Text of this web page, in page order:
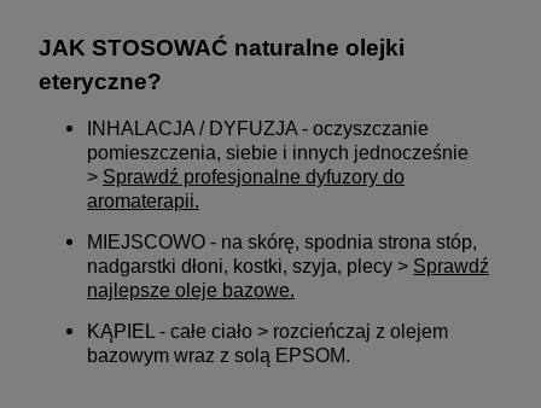
JAK STOSOWAĆ naturalne olejki
eteryczne?
INHALACJA / DYFUZJA - oczyszczanie
pomieszczenia, siebie i innych jednocześnie
> Sprawdź profesjonalne dyfuzory do
aromaterapii.
MIEJSCOWO - na skórę, spodnia strona stóp,
nadgarstki dłoni, kostki, szyja, plecy > Sprawdź
najlepsze oleje bazowe.
KĄPIEL - całe ciało > rozcieńczaj z olejem
bazowym wraz z solą EPSOM.